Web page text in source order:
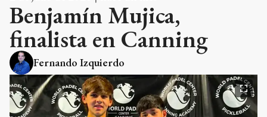
Benjamín Mujica,
finalista en Canning
Fernando Izquierdo